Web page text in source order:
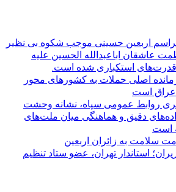
اربعین حسینی موجب شکوه بی نظیر
عاشقان اباعبدالله الحسین علیه
استکباری شده است.
اصلی حملات به کشورهای محور
عراق است
روابط عمومی سپاه، نشانه‌ وحشت
دقیق و هماهنگی میان ملت‌های
است
استاندار تهران، عضو ستاد تنظیم